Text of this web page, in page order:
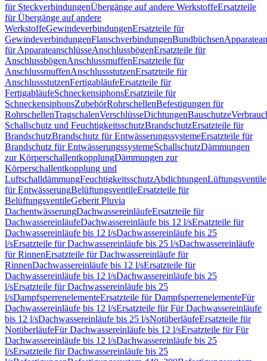
für SteckverbindungenÜbergänge auf andere WerkstoffeErsatzteile
für Übergänge auf andere
WerkstoffeGewindeverbindungenErsatzteile für
GewindeverbindungenFlanschverbindungenBundbüchsen
für ApparateanschlüsseAnschlussbögenErsatzteile für
AnschlussbögenAnschlussmuffenErsatzteile für
AnschlussmuffenAnschlussstutzenErsatzteile für
AnschlussstutzenFertigabläufeErsatzteile für
FertigabläufeSchneckensiphonsErsatzteile für
SchneckensiphonsZubehörRohrschellenBefestigungen für
RohrschellenTragschalenVerschlüsseDichtungenBauschutze
Schallschutz und FeuchtigkeitsschutzBrandschutzErsatzteile für
BrandschutzBrandschutz für EntwässerungssystemeErsatzteile für
Brandschutz für EntwässerungssystemeSchallschutzDämmungen
zur KörperschallentkopplungDämmungen zur
Körperschallentkopplung und
LuftschalldämmungFeuchtigkeitsschutzAbdichtungenLüftungsventile
für EntwässerungBelüftungsventileErsatzteile für
BelüftungsventileGeberit Pluvia
DachentwässerungDachwassereinläufeErsatzteile für
DachwassereinläufeDachwassereinläufe bis 12 l/sErsatzteile für
Dachwassereinläufe bis 12 l/sDachwassereinläufe bis 25
l/sErsatzteile für Dachwassereinläufe bis 25 l/sDachwassereinläufe
für RinnenErsatzteile für Dachwassereinläufe für
RinnenDachwassereinläufe bis 12 l/sErsatzteile für
Dachwassereinläufe bis 12 l/sDachwassereinläufe bis 25
l/sErsatzteile für Dachwassereinläufe bis 25
l/sDampfsperrenelementeErsatzteile für DampfsperrenelementeFür
Dachwassereinläufe bis 12 l/sErsatzteile für Für Dachwassereinläufe
bis 12 l/sDachwassereinläufe bis 25 l/sNotüberläufeErsatzteile für
NotüberläufeFür Dachwassereinläufe bis 12 l/sErsatzteile für Für
Dachwassereinläufe bis 12 l/sDachwassereinläufe bis 25
l/sErsatzteile für Dachwassereinläufe bis 25